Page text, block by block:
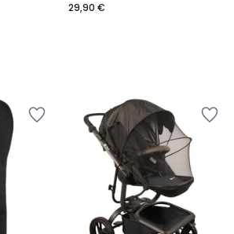
29,90 €